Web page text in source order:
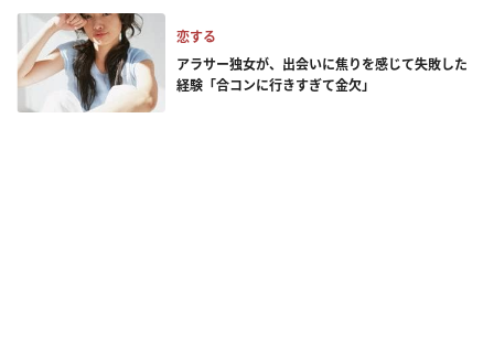
恋する
アラサー独女が、出会いに焦りを感じて失敗した
経験「合コンに行きすぎて金欠」